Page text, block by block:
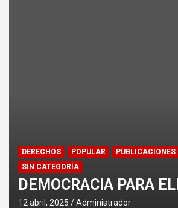
DERECHOS POPULAR
PUBLICACIONES
SIN CATEGORÍA
DEMOCRACIA PARA
12 abril, 2025 Administrador